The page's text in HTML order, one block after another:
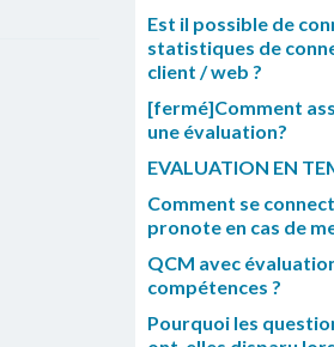
Est il possible de
statistiques de
client / web ?
[fermé]Comment
une évaluation?
EVALUATION EN
Comment se
pronote en cas de
QCM avec
compétences ?
Pourquoi les